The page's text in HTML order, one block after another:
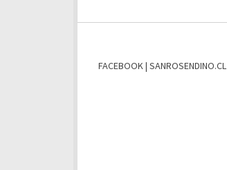
FACEBOOK | SANROSENDINO.CL